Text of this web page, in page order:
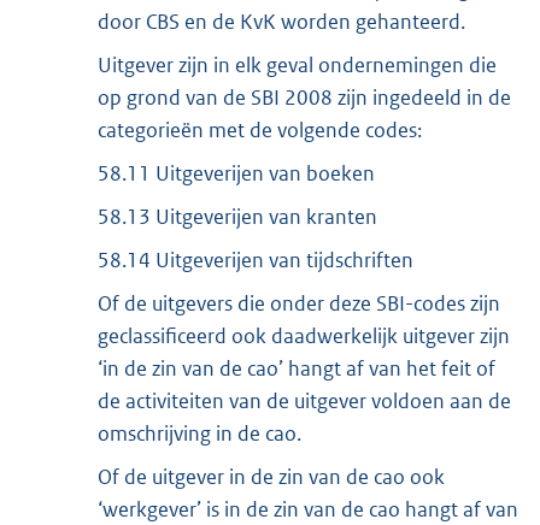
door CBS en de KvK worden gehanteerd.
Uitgever zijn in elk geval ondernemingen die
op grond van de SBI 2008 zijn ingedeeld in de
categorieën met de volgende codes:
58.11 Uitgeverijen van boeken
58.13 Uitgeverijen van kranten
58.14 Uitgeverijen van tijdschriften
Of de uitgevers die onder deze SBI-codes zijn
geclassificeerd ook daadwerkelijk uitgever zijn
‘in de zin van de cao’ hangt af van het feit of
de activiteiten van de uitgever voldoen aan de
omschrijving in de cao.
Of de uitgever in de zin van de cao ook
‘werkgever’ is in de zin van de cao hangt af van